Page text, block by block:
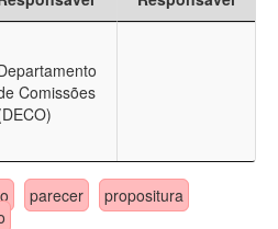
Comissões
parecer
propositura